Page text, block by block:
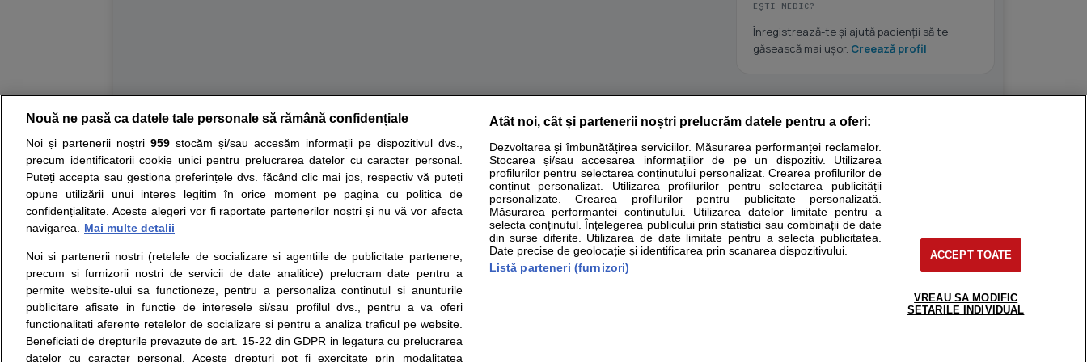
EȘTI MEDIC?
Înregistrează-te și ajută pacienții să te
găsească mai ușor. Creează profil
Resurse: Autoevaluare simptome Interpretare analize Specialitati medicale
Opiniile avizate ale medicilor, sfaturile si orice alte informatii despre sanatate disponibile pe sfatulmedicului.ro au scop informativ si educational. Ele nu pot substitui consultul medical direct si
nici diagnosticul stabilit in urma investigatiilor si analizelor medicale. Va sfatuim, ca pe langa informatia primita pe sfatulmedicului.ro sa consultati fie medicul Dvs., fie unul dintre medicii pe care
ii punem la dispozitie pentru programare in sistemul de programari la medic Clickmed.
Despre noi
Contact
Intrebari frecvente
Consultanti
medicali
Termeni si conditii
Politica de
confidentialitate
Politica de cookie
Modifica Setarile Cookie
Drepturile consumatorului
Protectia consumatorilor -
ANPC
Solutionarea Alternativa a
Litigiilor
Info consumator: 0800.080.999
Formulare europene - CNAS
Parteneri
Inscriere clinica
Pentru pacient
support@sfatulmedicului.ro
0374 109 268
Nouă ne pasă ca datele tale personale să rămână confidențiale
Noi și partenerii noștri 959stocăm și/sau accesăm informații pe dispozitivul dvs.,
precum identificatorii cookie unici pentru prelucrarea datelor cu caracter personal.
Puteți accepta sau gestiona preferințele dvs. făcând clic mai jos, respectiv vă puteți
opune utilizării unui interes legitim în orice moment pe pagina cu politica de
confidențialitate. Aceste alegeri vor fi raportate partenerilor noștri și nu vă vor afecta
navigarea.
Mai multe detalii
Noi si partenerii nostri (retelele de socializare si agentiile de publicitate partenere,
precum si furnizorii nostri de servicii de date analitice) prelucram date pentru a
permite website-ului sa functioneze, pentru a personaliza continutul si anunturile
publicitare afisate in functie de interesele si/sau profilul dvs., pentru a va oferi
functionalitati aferente retelelor de socializare si pentru a analiza traficul pe website.
Beneficiati de drepturile prevazute de art. 15-22 din GDPR in legatura cu prelucrarea
datelor cu caracter personal. Aceste drepturi pot fi exercitate prin modalitatea
Atât noi, cât și partenerii noștri prelucrăm datele pentru a oferi:
Dezvoltarea și îmbunătățirea serviciilor. Măsurarea performanței reclamelor.
Stocarea și/sau accesarea informațiilor de pe un dispozitiv. Utilizarea
profilurilor pentru selectarea conținutului personalizat. Crearea profilurilor de
conținut personalizat. Utilizarea profilurilor pentru selectarea publicității
personalizate. Crearea profilurilor pentru publicitate personalizată.
Măsurarea performanței conținutului. Utilizarea datelor limitate pentru a
selecta conținutul. Înțelegerea publicului prin statistici sau combinații de date
din surse diferite. Utilizarea de date limitate pentru a selecta publicitatea.
Date precise de geolocație și identificarea prin scanarea dispozitivului.
Listă parteneri (furnizori)
ACCEPT TOATE
VREAU SA MODIFIC
SETARILE INDIVIDUAL